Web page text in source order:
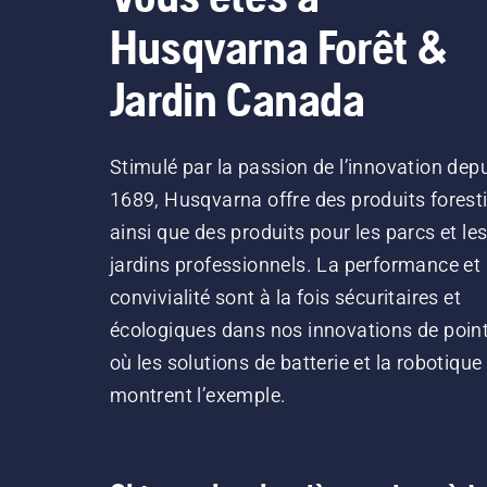
Husqvarna Forêt &
Jardin Canada
Stimulé par la passion de l’innovation
1689, Husqvarna offre des produits
ainsi que des produits pour les parcs et les
jardins professionnels. La performance et
convivialité sont à la fois sécuritaires et
écologiques dans nos innovations de
où les solutions de batterie et la robotique
montrent l’exemple.